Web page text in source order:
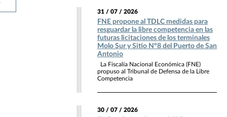
31 / 07 / 2026
FNE propone al TDLC medidas para
resguardar la libre competencia en las
futuras licitaciones de los terminales
Molo Sur y Sitio N°8 del Puerto de San
Antonio
La Fiscalía Nacional Económica (FNE)
propuso al Tribunal de Defensa de la Libre
Competencia
30 / 07 / 2026